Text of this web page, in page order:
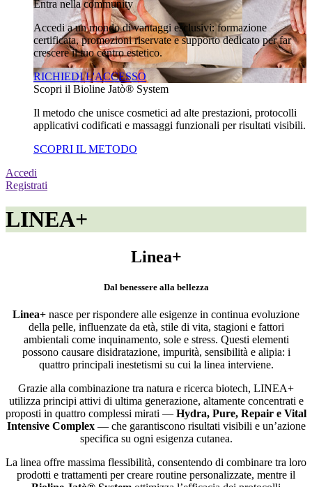
Entra nella community
Accedi a un mondo di vantaggi esclusivi: formazione
certificata, promozioni riservate e supporto dedicato per far
crescere il tuo centro estetico.
RICHIEDI L'ACCESSO
Scopri il Bioline Jatò® System
Il metodo che unisce cosmetici ad alte prestazioni, protocolli
applicativi codificati e massaggi funzionali per risultati visibili.
SCOPRI IL METODO
Accedi
Registrati
LINEA+
Linea+
Dal benessere alla bellezza
Linea+ nasce per rispondere alle esigenze in continua evoluzione
della pelle, influenzate da età, stile di vita, stagioni e fattori
ambientali come inquinamento, sole e stress. Questi elementi
possono causare disidratazione, impurità, sensibilità e alipia: i
quattro principali inestetismi su cui la linea interviene.
Grazie alla combinazione tra natura e ricerca biotech, LINEA+
utilizza principi attivi di ultima generazione, altamente concentrati e
proposti in quattro complessi mirati — Hydra, Pure, Repair e Vital
Intensive Complex— che garantiscono risultati visibili e un’azione
specifica su ogni esigenza cutanea.
La linea offre massima flessibilità, consentendo di combinare tra loro
prodotti e trattamenti per creare routine personalizzate, mentre il